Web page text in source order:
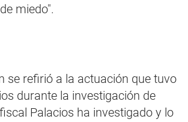
miedo".
se refirió a la actuación que tuvo
durante la investigación de
Palacios ha investigado y lo